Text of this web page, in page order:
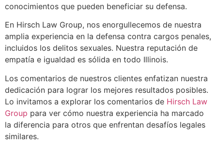
conocimientos que pueden beneficiar su defensa.
En Hirsch Law Group, nos enorgullecemos de nuestra
amplia experiencia en la defensa contra cargos penales,
incluidos los delitos sexuales. Nuestra reputación de
empatía e igualdad es sólida en todo Illinois.
Los comentarios de nuestros clientes enfatizan nuestra
dedicación para lograr los mejores resultados posibles.
Lo invitamos a explorar los comentarios de Hirsch Law
Group para ver cómo nuestra experiencia ha marcado
la diferencia para otros que enfrentan desafíos legales
similares.